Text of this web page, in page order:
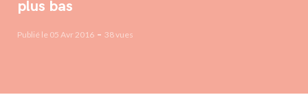
plus bas
Publié le 05 Avr 2016 38 vues